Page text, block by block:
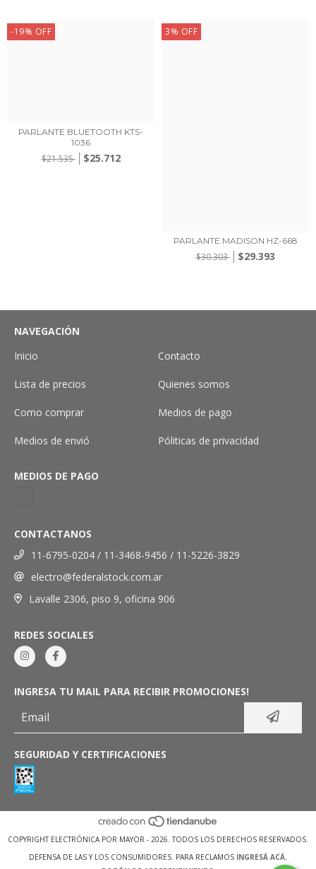
-19% OFF
PARLANTE BLUETOOTH KTS-
1036
$21.535 $25.712
3% OFF
PARLANTE MADISON HZ-668
$30.303 $29.393
NAVEGACIÓN
Inicio
Contacto
Lista de precios Quienes somos
Como comprar Medios de pago
Medios de envió Póliticas de privacidad
MEDIOS DE PAGO
CONTACTANOS
11-6795-0204 / 11-3468-9456 / 11-5226-3829
electro@federalstock.com.ar
Lavalle 2306, piso 9, oficina 906
REDES SOCIALES
INGRESA TU MAIL PARA RECIBIR PROMOCIONES!
SEGURIDAD Y CERTIFICACIONES
COPYRIGHT ELECTRÓNICA POR MAYOR - 2026. TODOS LOS DERECHOS RESERVADOS.
DEFENSA DE LAS Y LOS CONSUMIDORES. PARA RECLAMOS INGRESÁ ACÁ.